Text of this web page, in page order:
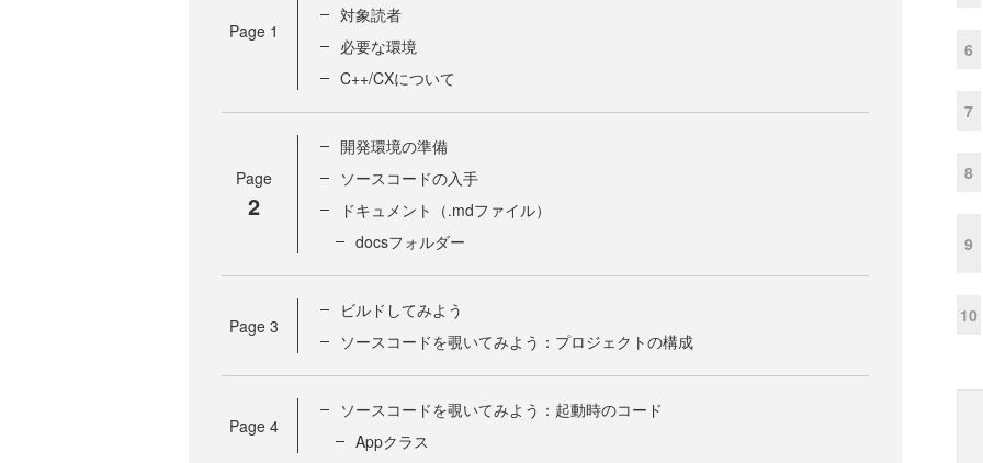
Page 1
対象読者
必要な環境
C++/CXについて
Page
2
開発環境の準備
ソースコードの入手
ドキュメント（.mdファイル）
docsフォルダー
Page 3
ビルドしてみよう
ソースコードを覗いてみよう：プロジェクトの構成
Page 4
ソースコードを覗いてみよう：起動時のコード
Appクラス
6
7
8
9
10